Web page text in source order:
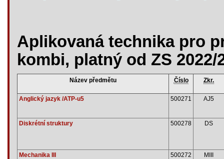
Aplikovaná technika pro
kombi, platný od ZS 2022/
Název předmětu Číslo Zkr.
Anglický jazyk /ATP-u5 500271 AJ5
Diskrétní struktury 500278 DS
Mechanika III 500272 MIII